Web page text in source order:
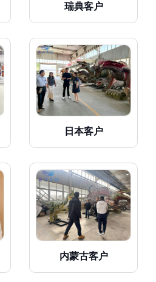
瑞典客户
日本客户
内蒙古客户